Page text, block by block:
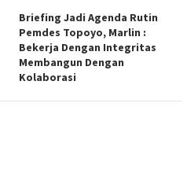
Briefing Jadi Agenda Rutin
Pemdes Topoyo, Marlin :
Bekerja Dengan Integritas
Membangun Dengan
Kolaborasi